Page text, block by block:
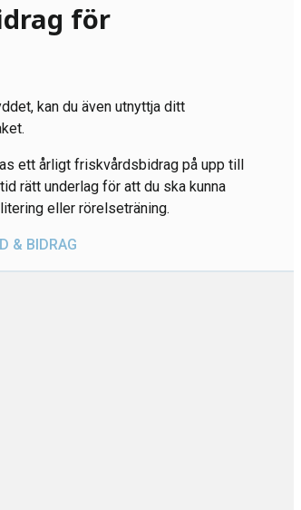
för
kan du även utnyttja ditt
ett årligt friskvårdsbidrag på upp till
rätt underlag för att du ska kunna
eller rörelseträning.
& BIDRAG